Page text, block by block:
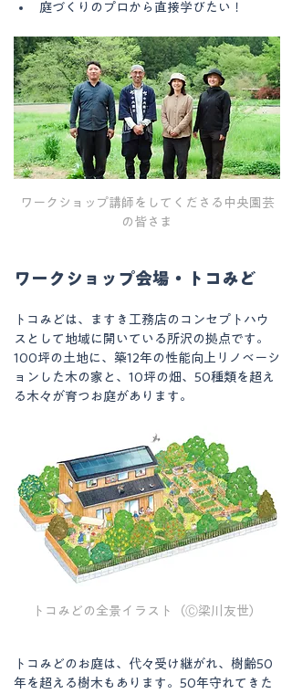
庭づくりのプロから直接学びたい！
ワークショップ講師をしてくださる中央園芸
の皆さま
ワークショップ会場・トコみど
トコみどは、ますき工務店のコンセプトハウ
スとして地域に開いている所沢の拠点です。
100坪の土地に、築12年の性能向上リノベーシ
ョンした木の家と、10坪の畑、50種類を超え
る木々が育つお庭があります。
トコみどの全景イラスト（Ⓒ梁川友世）
トコみどのお庭は、代々受け継がれ、樹齢50
年を超える樹木もあります。50年守れてきた